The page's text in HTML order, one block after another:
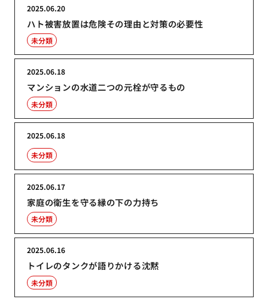
ハト被害放置は危険その理由と対策の必要性
2025.06.20
未分類
マンションの水道二つの元栓が守るもの
2025.06.18
未分類
2025.06.18
未分類
家庭の衛生を守る縁の下の力持ち
2025.06.17
未分類
トイレのタンクが語りかける沈黙
2025.06.16
未分類